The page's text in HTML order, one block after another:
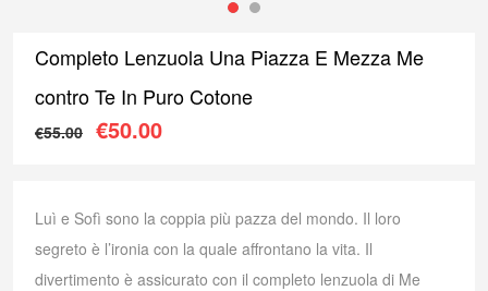
Completo Lenzuola Una Piazza E Mezza Me
contro Te In Puro Cotone
€55.00 Il prezzo originale era: €55.00.
€50.00
Luì e Sofì sono la coppia più pazza del mondo. Il loro
segreto è l’ironia con la quale affrontano la vita. Il
divertimento è assicurato con il completo lenzuola di Me